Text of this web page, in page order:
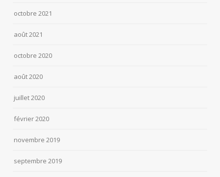
octobre 2021
août 2021
octobre 2020
août 2020
juillet 2020
février 2020
novembre 2019
septembre 2019